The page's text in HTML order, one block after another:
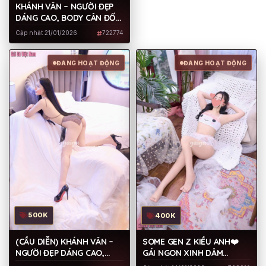
KHÁNH VÂN – NGƯỜI ĐẸP
DÁNG CAO, BODY CÂN ĐỐI,
MU TO MÔNG BỰ
Cập nhật 21/01/2026 722774
ĐANG HOẠT ĐỘNG
500K
(CẦU DIỄN) KHÁNH VÂN –
NGƯỜI ĐẸP DÁNG CAO,
ĐANG HOẠT ĐỘNG
400K
SOME GEN Z KIỀU ANH❤️
GÁI NGON XINH DÂM